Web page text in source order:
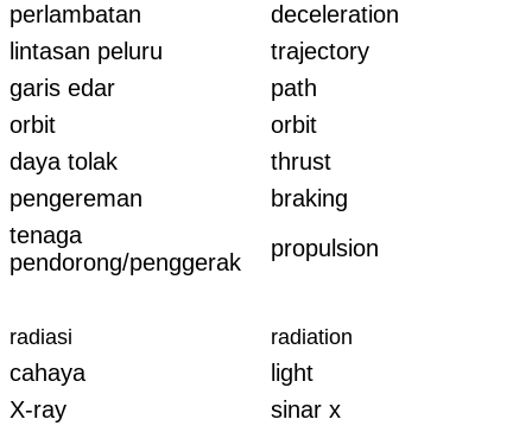
perlambatan
deceleration
lintasan peluru
trajectory
garis edar
path
orbit
orbit
daya tolak
thrust
pengereman
braking
tenaga
pendorong/penggerak
propulsion
radiasi radiation
cahaya
light
X-ray
sinar x